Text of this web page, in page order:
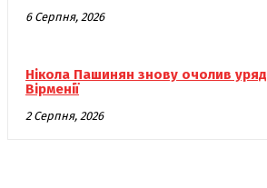
6 Серпня, 2026
Нікола Пашинян знову очолив уряд
Вірменії
2 Серпня, 2026